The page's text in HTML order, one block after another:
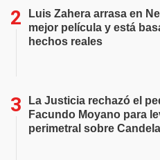
Luis Zahera arrasa en
mejor película y está
hechos reales
La Justicia rechazó el
Facundo Moyano para
perimetral sobre